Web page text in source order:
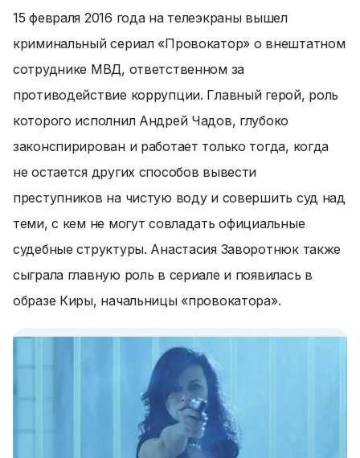
15 февраля 2016 года на телеэкраны вышел
криминальный сериал «Провокатор» о внештатном
сотруднике МВД, ответственном за
противодействие коррупции. Главный герой, роль
которого исполнил Андрей Чадов, глубоко
законспирирован и работает только тогда, когда
не остается других способов вывести
преступников на чистую воду и совершить суд над
теми, с кем не могут совладать официальные
судебные структуры. Анастасия Заворотнюк также
сыграла главную роль в сериале и появилась в
образе Киры, начальницы «провокатора».